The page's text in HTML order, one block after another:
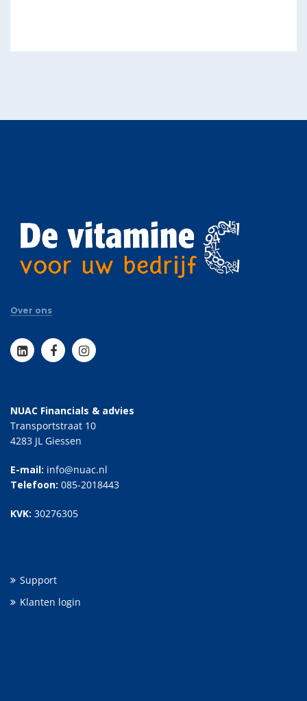
Over ons
NUAC Financials & advies
Transportstraat 10
4283 JL Giessen
E-mail: info@nuac.nl
Telefoon: 085-2018443
KVK: 30276305
Support
Klanten login